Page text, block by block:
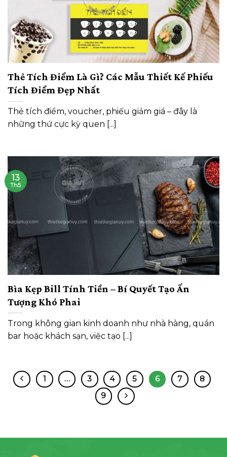
Thẻ Tích Điểm Là Gì? Các Mẫu Thiết Kế Phiếu
Tích Điểm Đẹp Nhất
Thẻ tích điểm, voucher, phiếu giảm giá – đây là
những thứ cực kỳ quen [...]
Bìa Kẹp Bill Tính Tiền – Bí Quyết Tạo Ấn
Tượng Khó Phai
Trong không gian kinh doanh như nhà hàng, quán
bar hoặc khách sạn, việc tạo [...]
13
Th5
1 … 3 4 5 6 7
8
9